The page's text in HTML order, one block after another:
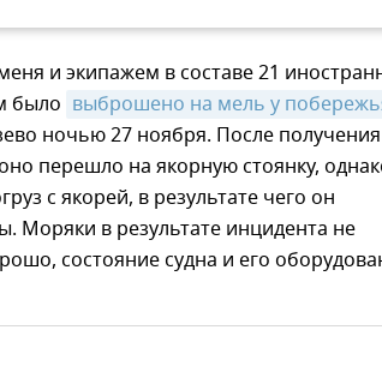
и экипажем в составе 21
было выброшено на мель у
ночью 27 ноября. После получения
перешло на якорную стоянку,
с якорей, в результате чего он
Моряки в результате инцидента не
состояние судна и его